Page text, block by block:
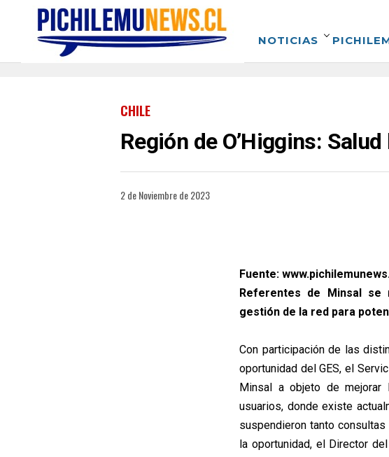
NOTICIAS
CHILE
Región de O’Higgins:
2 de Noviembre de 2023
Fuente:
Referentes de Minsal
gestión de la red para
Con participación de las
oportunidad del GES, el
Minsal a objeto de
usuarios, donde existe
suspendieron tanto
la oportunidad, el Director